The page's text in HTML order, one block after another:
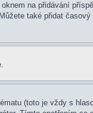
na přidávání
také přidat
(toto je vždy s